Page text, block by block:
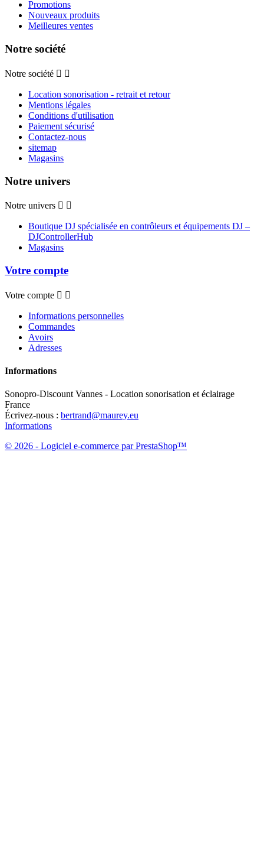
Promotions
Nouveaux produits
Meilleures ventes
Notre société
Notre société  
Location sonorisation - retrait et retour
Mentions légales
Conditions d'utilisation
Paiement sécurisé
Contactez-nous
sitemap
Magasins
Notre univers
Notre univers  
Boutique DJ spécialisée en contrôleurs et équipements DJ –
DJControllerHub
Magasins
Votre compte
Votre compte  
Informations personnelles
Commandes
Avoirs
Adresses
Informations
Sonopro-Discount Vannes - Location sonorisation et éclairage
France
Écrivez-nous : bertrand@maurey.eu
Informations
© 2026 - Logiciel e-commerce par PrestaShop™